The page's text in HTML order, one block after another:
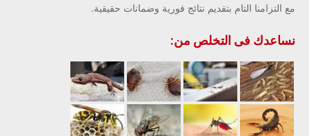
مع التزامنا التام بتقديم نتائج فورية وضمانات حقيقية.
نساعدك فى التخلص من: